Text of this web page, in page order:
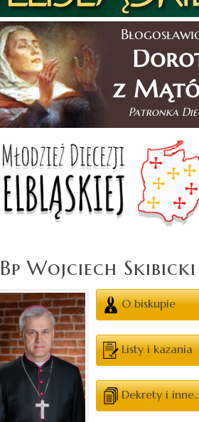
Bp Wojciech Skibicki
O biskupie
Listy i kazania
Dekrety i inne..